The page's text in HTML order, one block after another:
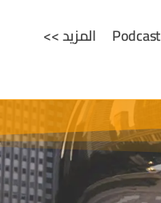
Podcast المزيد >>